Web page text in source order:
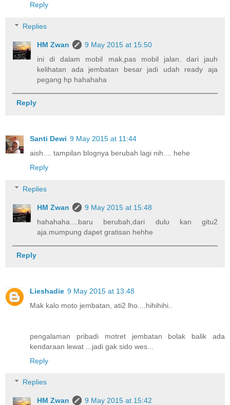
Reply
Replies
HM Zwan
9 May 2015 at 15:50
ini di dalam mobil mak,pas mobil jalan. dari jauh
kelihatan ada jembatan besar jadi udah ready aja
pegang hp hahahaha
Reply
Santi Dewi 9 May 2015 at 11:44
aish.... tampilan blognya berubah lagi nih.... hehe
Reply
Replies
HM Zwan
9 May 2015 at 15:48
hahahaha....baru berubah,dari dulu kan gitu2
aja.mumpung dapet gratisan hehhe
Reply
Lieshadie 9 May 2015 at 13:48
Mak kalo moto jembatan, ati2 lho....hihihihi..
pengalaman pribadi motret jembatan bolak balik ada
kendaraan lewat ...jadi gak sido wes...
Reply
Replies
HM Zwan 9 May 2015 at 15:42